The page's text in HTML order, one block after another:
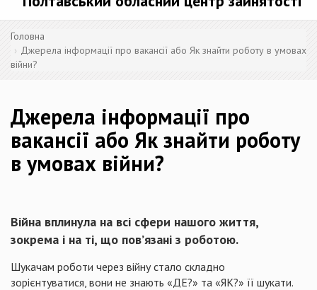
Головна
Джерела інформації про вакансії або Як знайти роботу в умовах
війни?
Джерела інформації про
вакансії або Як знайти роботу
в умовах війни?
Війна вплинула на всі сфери нашого життя,
зокрема і на ті, що пов’язані з роботою.
Шукачам роботи через війну стало складно
зорієнтуватися, вони не знають «ДЕ?» та «ЯК?» її шукати.